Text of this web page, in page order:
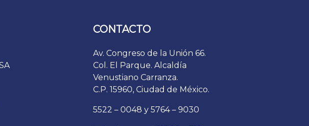
CONTACTO
Av. Congreso de la Unión 66.
Col. El Parque. Alcaldía
Venustiano Carranza.
C.P. 15960, Ciudad de México.
5522 – 0048 y 5764 – 9030